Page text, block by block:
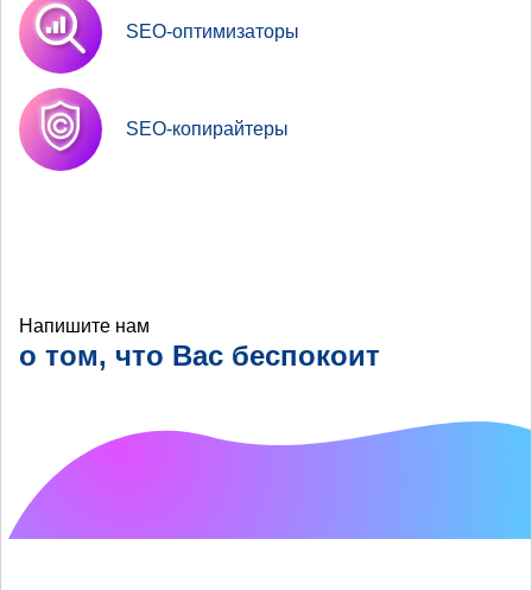
SEO-оптимизаторы
SEO-копирайтеры
Напишите нам
о том, что Вас беспокоит